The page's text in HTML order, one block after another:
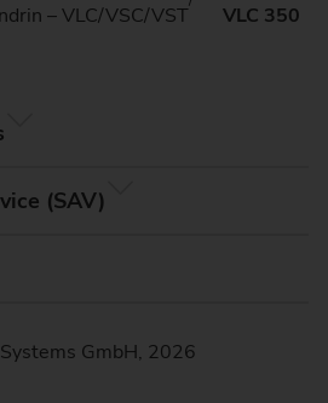
– VLC/VSC/VST
VLC 350
(SAV)
GmbH, 2026